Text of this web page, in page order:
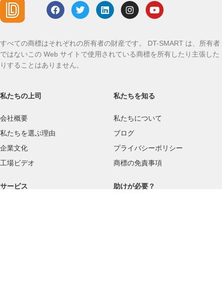
すべての商標はそれぞれの所有者の財産です。 DT-SMART は、所有者
ではないこの Web サイトで使用されている商標を所有したり主張した
りすることはありません。
私たちの上司
会社概要
私たちを選ぶ理由
企業文化
工場ビデオ
私たちを知る
私たちについて
ブログ
プライバシーポリシー
商標の免責事項
サービス 助けが必要？